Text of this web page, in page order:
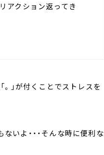
アクション返ってき
。」が付くことでストレスを
いよ・・・そんな時に便利な